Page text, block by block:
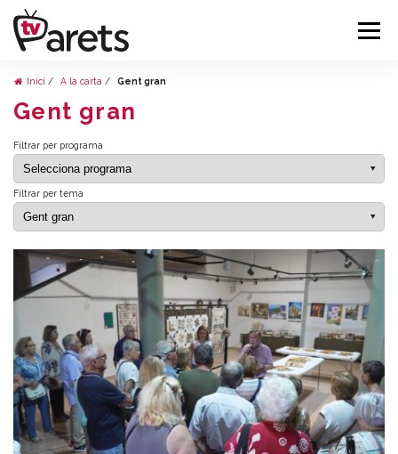
Inici A la carta Gent gran
Gent gran
Filtrar per programa
Filtrar per tema